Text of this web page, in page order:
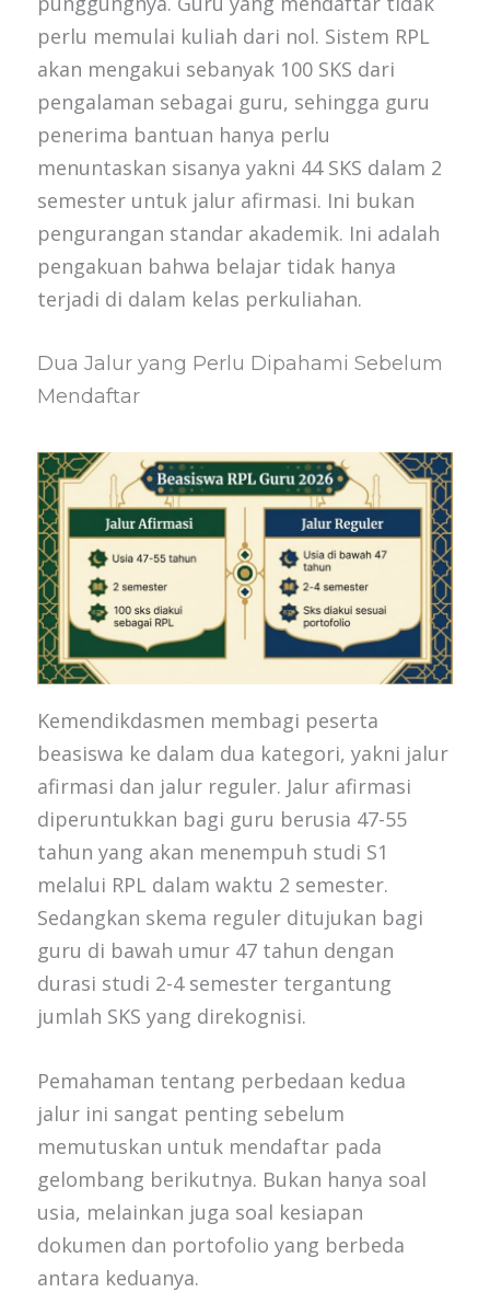
perlu memulai kuliah dari nol. Sistem RPL
akan mengakui sebanyak 100 SKS dari
pengalaman sebagai guru, sehingga guru
penerima bantuan hanya perlu
menuntaskan sisanya yakni 44 SKS dalam 2
semester untuk jalur afirmasi. Ini bukan
pengurangan standar akademik. Ini adalah
pengakuan bahwa belajar tidak hanya
terjadi di dalam kelas perkuliahan.
Dua Jalur yang Perlu Dipahami Sebelum
Mendaftar
Kemendikdasmen membagi peserta
beasiswa ke dalam dua kategori, yakni jalur
afirmasi dan jalur reguler. Jalur afirmasi
diperuntukkan bagi guru berusia 47-55
tahun yang akan menempuh studi S1
melalui RPL dalam waktu 2 semester.
Sedangkan skema reguler ditujukan bagi
guru di bawah umur 47 tahun dengan
durasi studi 2-4 semester tergantung
jumlah SKS yang direkognisi.
Pemahaman tentang perbedaan kedua
jalur ini sangat penting sebelum
memutuskan untuk mendaftar pada
gelombang berikutnya. Bukan hanya soal
usia, melainkan juga soal kesiapan
dokumen dan portofolio yang berbeda
antara keduanya.